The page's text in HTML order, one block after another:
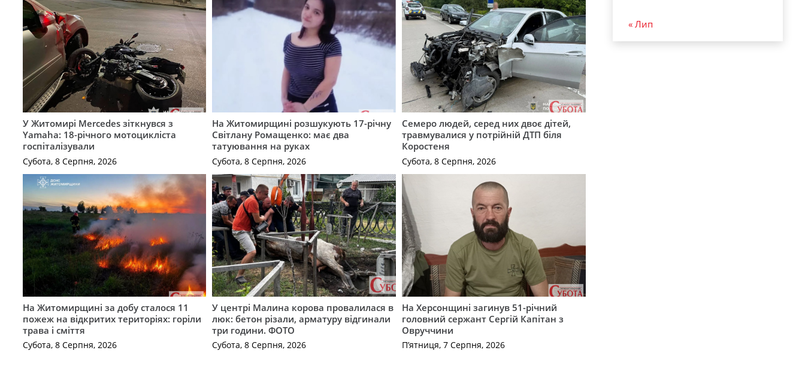
У Житомирі Mercedes зіткнувся з
Yamaha: 18-річного мотоцикліста
госпіталізували
Субота, 8 Серпня, 2026
На Житомирщині розшукують 17-річну
Світлану Ромащенко: має два
татуювання на руках
Субота, 8 Серпня, 2026
Семеро людей, серед них двоє дітей,
травмувалися у потрійній ДТП біля
Коростеня
Субота, 8 Серпня, 2026
На Житомирщині за добу сталося 11
пожеж на відкритих територіях: горіли
трава і сміття
Субота, 8 Серпня, 2026
У центрі Малина корова провалилася в
люк: бетон різали, арматуру відгинали
три години. ФОТО
Субота, 8 Серпня, 2026
На Херсонщині загинув 51-річний
головний сержант Сергій Капітан з
Овруччини
П’ятниця, 7 Серпня, 2026
« Лип